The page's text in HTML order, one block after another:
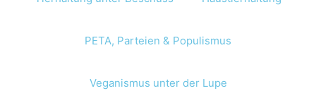
PETA, Parteien & Populismus
Veganismus unter der Lupe